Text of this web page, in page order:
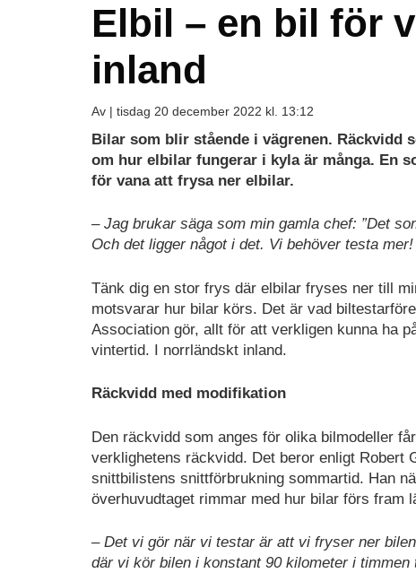
Elbil – en bil för
inland
Av | tisdag 20 december 2022 kl. 13:12
Bilar som blir stående i vägrenen. Räckvidd
om hur elbilar fungerar i kyla är många. En
för vana att frysa ner elbilar.
– Jag brukar säga som min gamla chef: ”Det
Och det ligger något i det. Vi behöver testa mer!
Tänk dig en stor frys där elbilar fryses ner till
motsvarar hur bilar körs. Det är vad
Association gör, allt för att verkligen kunna ha
vintertid. I norrländskt inland.
Räckvidd med modifikation
Den räckvidd som anges för olika bilmodeller
verklighetens räckvidd. Det beror enligt Robert
snittbilistens snittförbrukning sommartid. Han
överhuvudtaget rimmar med hur bilar förs fram
– Det vi gör när vi testar är att vi fryser ner
där vi kör bilen i konstant 90 kilometer i